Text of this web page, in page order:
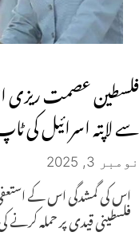
فلسطین عصمت ریزی
سے لاپتہ اسرائیل کی
نومبر 3, 2025
اس کی گمشدگی اس کے
فلسطینی قیدی پر حملہ